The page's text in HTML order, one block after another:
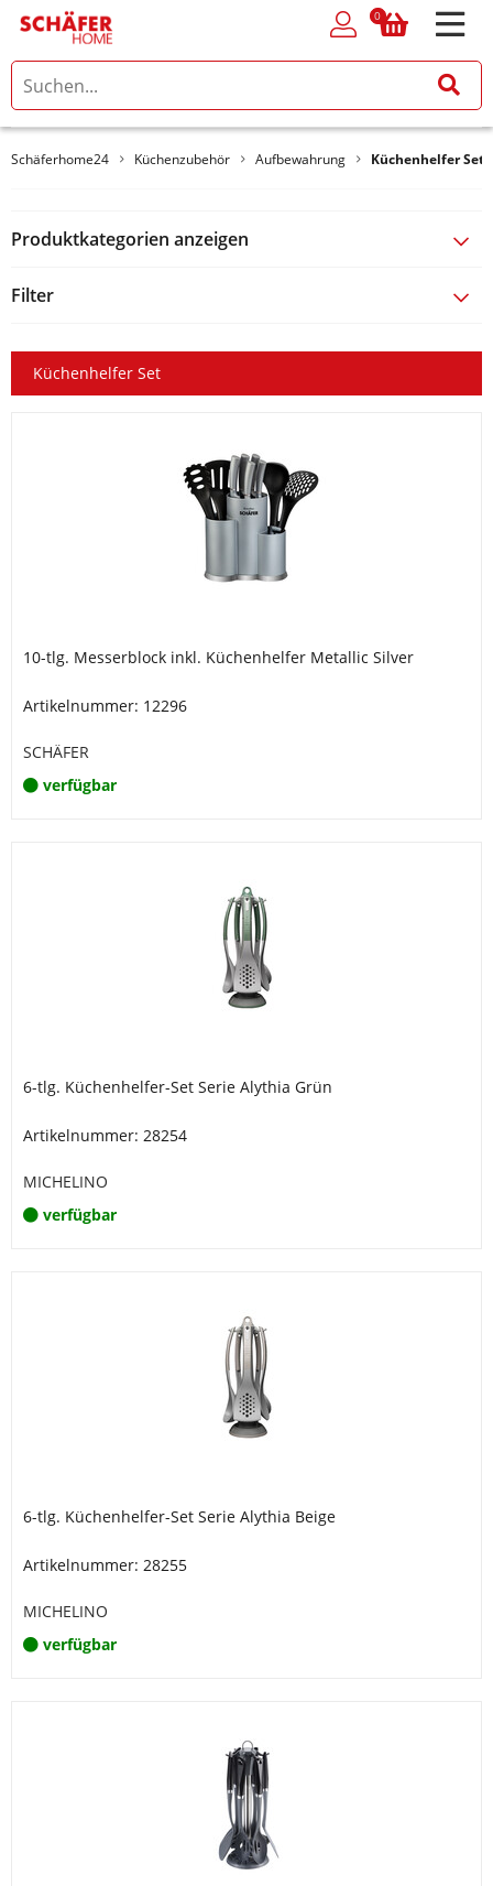
0
0
Schäferhome24 Küchenzubehör Aufbewahrung Küchenhelfer Set
Produktkategorien anzeigen
Filter
Küchenhelfer Set
10-tlg. Messerblock inkl. Küchenhelfer Metallic Silver
Artikelnummer: 12296
SCHÄFER
verfügbar
6-tlg. Küchenhelfer-Set Serie Alythia Grün
Artikelnummer: 28254
MICHELINO
verfügbar
6-tlg. Küchenhelfer-Set Serie Alythia Beige
Artikelnummer: 28255
MICHELINO
verfügbar